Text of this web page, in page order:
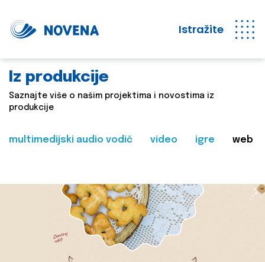
Istražite
Iz produkcije
Saznajte više o našim projektima i novostima iz
produkcije
multimedijski audio vodič video igre web